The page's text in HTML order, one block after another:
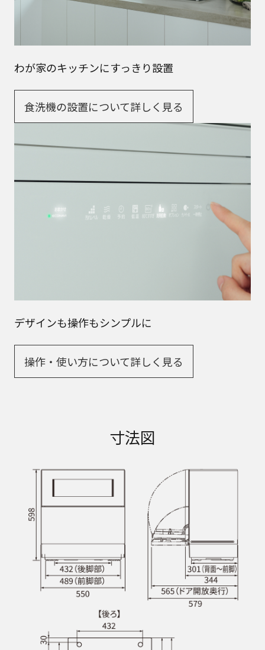
わが家のキッチンにすっきり設置
食洗機の設置について詳しく見る
デザインも操作もシンプルに
操作・使い方について詳しく見る​
寸法図